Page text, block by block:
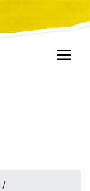
/